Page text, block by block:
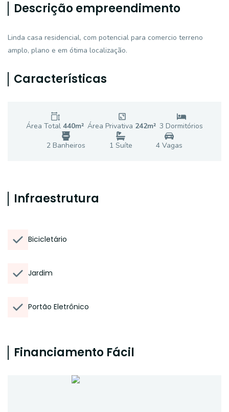
Descrição empreendimento
Linda casa residencial, com potencial para comercio terreno
amplo, plano e em ótima localização.
Características
Área Total 440m² Área Privativa 242m² 3 Dormitórios
2 Banheiros 1 Suíte 4Vagas
Infraestrutura
Bicicletário
Jardim
Portão Eletrônico
Financiamento Fácil